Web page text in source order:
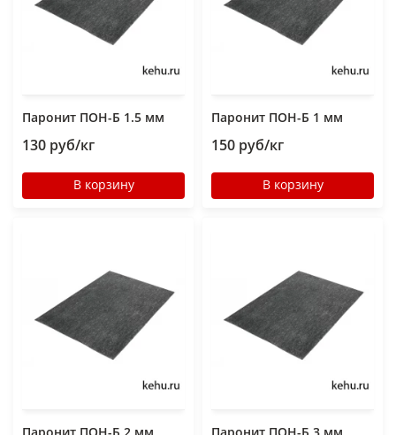
Паронит ПОН-Б 1.5 мм
130 руб/кг
В корзину
Паронит ПОН-Б 1 мм
150 руб/кг
В корзину